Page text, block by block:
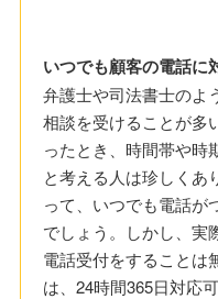
いつでも顧客の電話に
弁護士や司法書士のよ
相談を受けることが多
ったとき、時間帯や時
と考える人は珍しくあ
って、いつでも電話が
でしょう。しかし、実
電話受付をすることは
は、24時間365日対応